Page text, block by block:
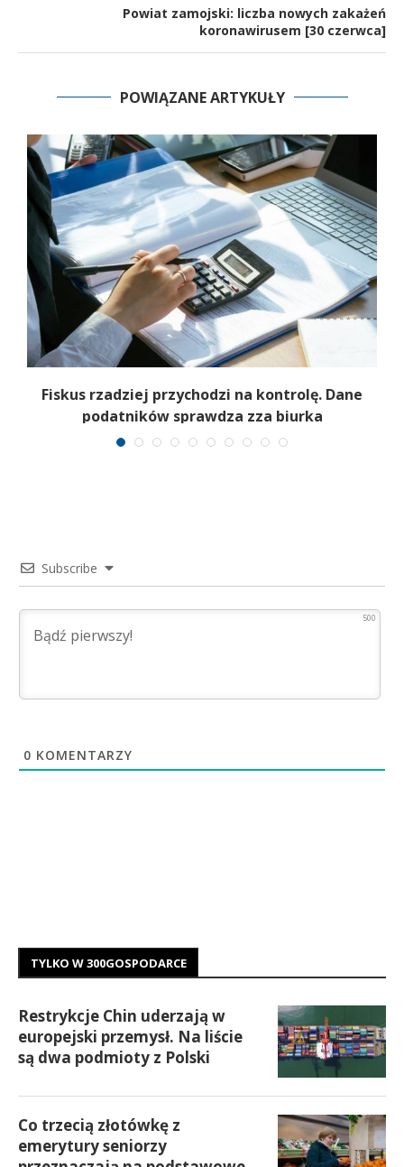
Powiat zamojski: liczba nowych zakażeń
koronawirusem [30 czerwca]
POWIĄZANE ARTYKUŁY
Fiskus rzadziej przychodzi na kontrolę. Dane
podatników sprawdza zza biurka
Subscribe
500
0 KOMENTARZY
TYLKO W 300GOSPODARCE
Restrykcje Chin uderzają w
europejski przemysł. Na liście
są dwa podmioty z Polski
Co trzecią złotówkę z
emerytury seniorzy